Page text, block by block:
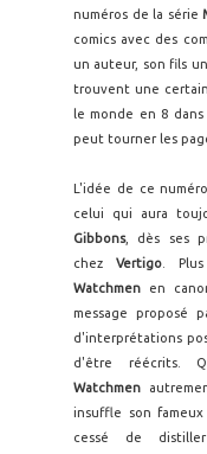
numéros de la série
comics avec des
un auteur, son fils
trouvent une
le monde en 8
peut tourner les
L'idée de ce
celui qui aura
Gibbons, dès ses
chez Vertigo .
Watchmen en
message proposé
d'interprétations
d'être réécrits.
Watchmen
insuffle son
cessé de